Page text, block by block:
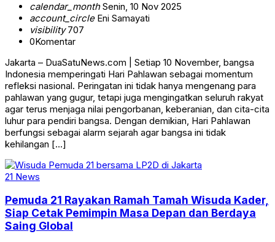
calendar_monthSenin, 10 Nov 2025
account_circleEni Samayati
visibility707
0Komentar
Jakarta – DuaSatuNews.com | Setiap 10 November, bangsa
Indonesia memperingati Hari Pahlawan sebagai momentum
refleksi nasional. Peringatan ini tidak hanya mengenang para
pahlawan yang gugur, tetapi juga mengingatkan seluruh rakyat
agar terus menjaga nilai pengorbanan, keberanian, dan cita-cita
luhur para pendiri bangsa. Dengan demikian, Hari Pahlawan
berfungsi sebagai alarm sejarah agar bangsa ini tidak
kehilangan […]
21 News
Pemuda 21 Rayakan Ramah Tamah Wisuda Kader,
Siap Cetak Pemimpin Masa Depan dan Berdaya
Saing Global